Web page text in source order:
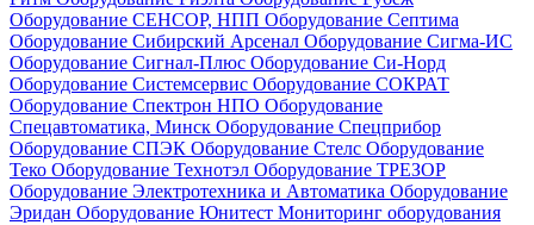
Оборудование СЕНСОР, НПП Оборудование Септима
Оборудование Сибирский Арсенал Оборудование Сигма-ИС
Оборудование Сигнал-Плюс Оборудование Си-Норд
Оборудование Системсервис Оборудование СОКРАТ
Оборудование Спектрон НПО Оборудование
Спецавтоматика, Минск Оборудование Спецприбор
Оборудование СПЭК Оборудование Стелс Оборудование
Теко Оборудование Технотэл Оборудование ТРЕЗОР
Оборудование Электротехника и Автоматика Оборудование
Эридан Оборудование Юнитест Мониторинг оборудования